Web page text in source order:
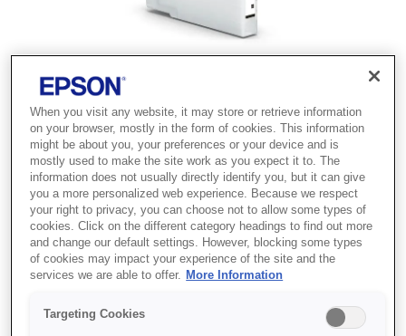
SKU:C13T04B140
Ink Cartridge XL Black
When you visit any website, it may store or retrieve information
on your browser, mostly in the form of cookies. This information
might be about you, your preferences or your device and is
mostly used to make the site work as you expect it to. The
information does not usually directly identify you, but it can give
you a more personalized web experience. Because we respect
your right to privacy, you can choose not to allow some types of
cookies. Click on the different category headings to find out more
and change our default settings. However, blocking some types
of cookies may impact your experience of the site and the
services we are able to offer. More Information
Targeting Cookies